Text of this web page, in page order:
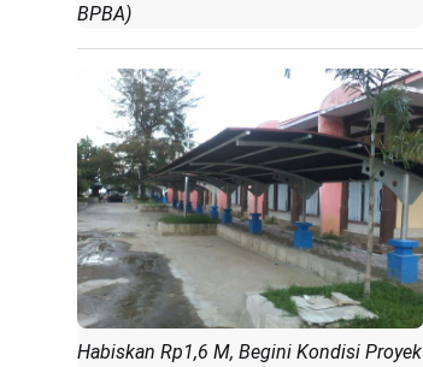
BPBA)
Habiskan Rp1,6 M, Begini Kondisi Proyek